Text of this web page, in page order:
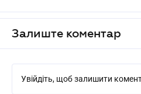
Залиште коментар
Увійдіть, щоб залишити